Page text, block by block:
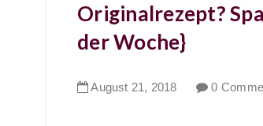
Originalrezept?
der Woche}
August 21, 2018 0